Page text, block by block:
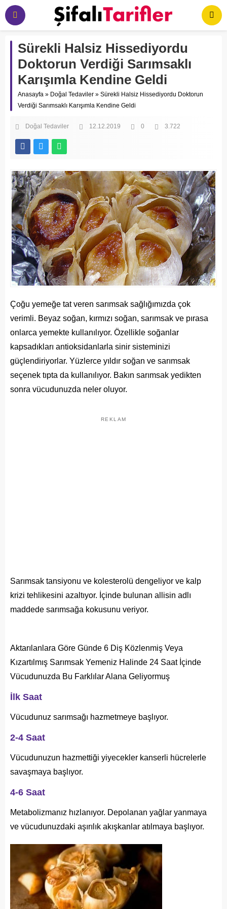
Sürekli Halsiz Hissediyordu
Doktorun Verdiği Sarımsaklı
Karışımla Kendine Geldi
Anasayfa » Doğal Tedaviler » Sürekli Halsiz Hissediyordu Doktorun
Verdiği Sarımsaklı Karışımla Kendine Geldi
Doğal Tedaviler 12.12.2019 0 3.722
Çoğu yemeğe tat veren sarımsak sağlığımızda çok
verimli. Beyaz soğan, kırmızı soğan, sarımsak ve pırasa
onlarca yemekte kullanılıyor. Özellikle soğanlar
kapsadıkları antioksidanlarla sinir sisteminizi
güçlendiriyorlar. Yüzlerce yıldır soğan ve sarımsak
seçenek tıpta da kullanılıyor. Bakın sarımsak yedikten
sonra vücudunuzda neler oluyor.
REKLAM
Sarımsak tansiyonu ve kolesterolü dengeliyor ve kalp
krizi tehlikesini azaltıyor. İçinde bulunan allisin adlı
maddede sarımsağa kokusunu veriyor.
Aktarılanlara Göre Günde 6 Diş Közlenmiş Veya
Kızartılmış Sarımsak Yemeniz Halinde 24 Saat İçinde
Vücudunuzda Bu Farklılar Alana Geliyormuş
İlk Saat
Vücudunuz sarımsağı hazmetmeye başlıyor.
2-4 Saat
Vücudunuzun hazmettiği yiyecekler kanserli hücrelerle
savaşmaya başlıyor.
4-6 Saat
Metabolizmanız hızlanıyor. Depolanan yağlar yanmaya
ve vücudunuzdaki aşırılık akışkanlar atılmaya başlıyor.